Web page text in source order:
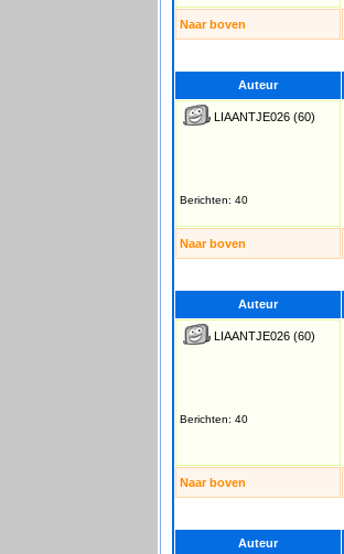
Naar boven
Auteur
LIAANTJE026 (60)
Berichten: 40
Naar boven
Auteur
LIAANTJE026 (60)
Berichten: 40
Naar boven
Auteur